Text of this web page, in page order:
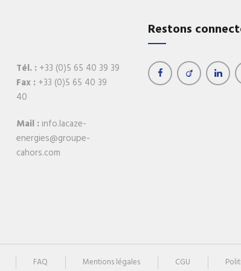
produits
Tél. : +33 (0)5 65 40 39 39
Fax : +33 (0)5 65 40 39
40
Mail : info.lacaze-
energies@groupe-
cahors.com
Restons
FAQ Mentions légales CGU